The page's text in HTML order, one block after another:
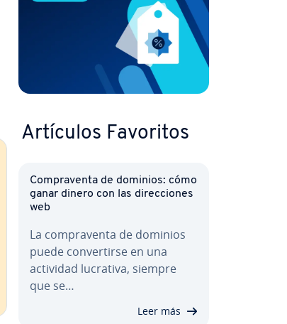
Artículos Favoritos
Co­m­pra­ve­n­ta de dominios: cómo
ganar dinero con las di­re­c­cio­nes
web
La co­m­pra­ve­n­ta de dominios
puede co­n­ve­r­ti­r­se en una
actividad lucrativa, siempre
que se…
Leer más